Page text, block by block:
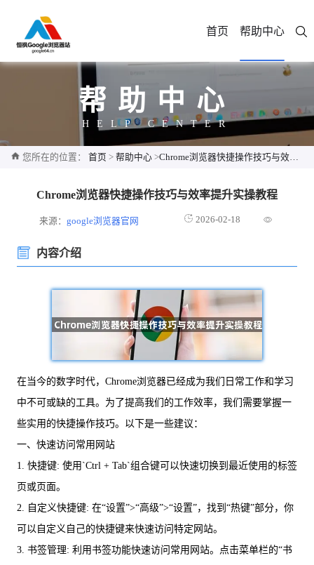
首页 帮助中心
帮助中心
HELP CENTER
您所在的位置： 首页 > 帮助中心 >Chrome浏览器快捷操作技巧与效率提升实操教程
Chrome浏览器快捷操作技巧与效率提升实操教程
来源：google浏览器官网 2026-02-18
内容介绍
在当今的数字时代，Chrome浏览器已经成为我们日常工作和学习
中不可或缺的工具。为了提高我们的工作效率，我们需要掌握一
些实用的快捷操作技巧。以下是一些建议：
一、快速访问常用网站
1. 快捷键: 使用`Ctrl + Tab`组合键可以快速切换到最近使用的标签
页或页面。
2. 自定义快捷键: 在“设置”>“高级”>“设置”，找到“热键”部分，你
可以自定义自己的快捷键来快速访问特定网站。
3. 书签管理: 利用书签功能快速访问常用网站。点击菜单栏的“书